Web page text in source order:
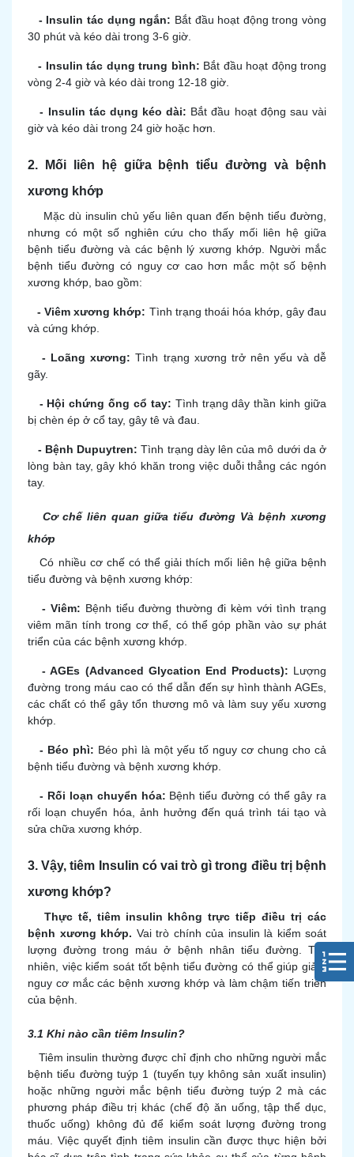
- Insulin tác dụng ngắn: Bắt đầu hoạt động trong vòng
30 phút và kéo dài trong 3-6 giờ.
- Insulin tác dụng trung bình: Bắt đầu hoạt động trong
vòng 2-4 giờ và kéo dài trong 12-18 giờ.
- Insulin tác dụng kéo dài: Bắt đầu hoạt động sau vài
giờ và kéo dài trong 24 giờ hoặc hơn.
2. Mối liên hệ giữa bệnh tiểu đường và bệnh
xương khớp
Mặc dù insulin chủ yếu liên quan đến bệnh tiểu đường,
nhưng có một số nghiên cứu cho thấy mối liên hệ giữa
bệnh tiểu đường và các bệnh lý xương khớp. Người mắc
bệnh tiểu đường có nguy cơ cao hơn mắc một số bệnh
xương khớp, bao gồm:
- Viêm xương khớp: Tình trạng thoái hóa khớp, gây đau
và cứng khớp.
- Loãng xương: Tình trạng xương trở nên yếu và dễ
gãy.
- Hội chứng ống cổ tay: Tình trạng dây thần kinh giữa
bị chèn ép ở cổ tay, gây tê và đau.
- Bệnh Dupuytren: Tình trạng dày lên của mô dưới da ở
lòng bàn tay, gây khó khăn trong việc duỗi thẳng các ngón
tay.
Cơ chế liên quan giữa tiểu đường Và bệnh xương
khớp
Có nhiều cơ chế có thể giải thích mối liên hệ giữa bệnh
tiểu đường và bệnh xương khớp:
- Viêm: Bệnh tiểu đường thường đi kèm với tình trạng
viêm mãn tính trong cơ thể, có thể góp phần vào sự phát
triển của các bệnh xương khớp.
- AGEs (Advanced Glycation End Products): Lượng
đường trong máu cao có thể dẫn đến sự hình thành AGEs,
các chất có thể gây tổn thương mô và làm suy yếu xương
khớp.
- Béo phì: Béo phì là một yếu tố nguy cơ chung cho cả
bệnh tiểu đường và bệnh xương khớp.
- Rối loạn chuyển hóa: Bệnh tiểu đường có thể gây ra
rối loạn chuyển hóa, ảnh hưởng đến quá trình tái tạo và
sửa chữa xương khớp.
3. Vậy, tiêm Insulin có vai trò gì trong điều trị bệnh
xương khớp?
Thực tế, tiêm insulin không trực tiếp điều trị các
bệnh xương khớp. Vai trò chính của insulin là kiểm soát
lượng đường trong máu ở bệnh nhân tiểu đường. Tuy
nhiên, việc kiểm soát tốt bệnh tiểu đường có thể giúp giảm
nguy cơ mắc các bệnh xương khớp và làm chậm tiến triển
của bệnh.
3.1 Khi nào cần tiêm Insulin?
Tiêm insulin thường được chỉ định cho những người mắc
bệnh tiểu đường tuýp 1 (tuyến tụy không sản xuất insulin)
hoặc những người mắc bệnh tiểu đường tuýp 2 mà các
phương pháp điều trị khác (chế độ ăn uống, tập thể dục,
thuốc uống) không đủ để kiểm soát lượng đường trong
máu. Việc quyết định tiêm insulin cần được thực hiện bởi